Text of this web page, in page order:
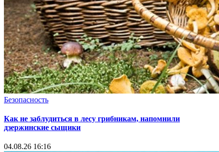
Безопасность
Как не заблудиться в лесу грибникам, напомнили
дзержинские сыщики
04.08.26 16:16